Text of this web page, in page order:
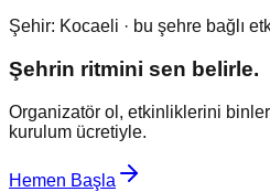
Şehir: Kocaeli · bu şehre bağlı
Şehrin ritmini sen belirle.
Organizatör ol, etkinliklerini
kurulum ücretiyle.
Hemen Başla